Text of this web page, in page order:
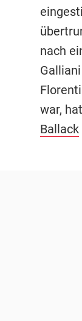
nach
war,
Ballack